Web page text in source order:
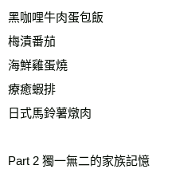
黑咖哩牛肉蛋包飯
梅漬番茄
海鮮雞蛋燒
療癒蝦排
日式馬鈴薯燉肉
Part 2 獨一無二的家族記憶